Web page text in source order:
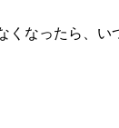
くなったら、い